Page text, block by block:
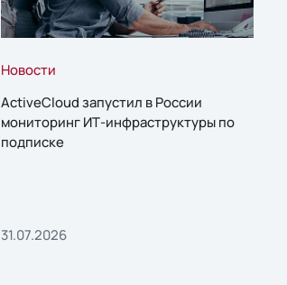
Новости
ActiveCloud запустил в России
мониторинг ИТ-инфраструктуры по
подписке
31.07.2026